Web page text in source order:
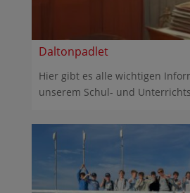
Daltonpadlet
Hier gibt es alle wichtigen
unserem Schul- und